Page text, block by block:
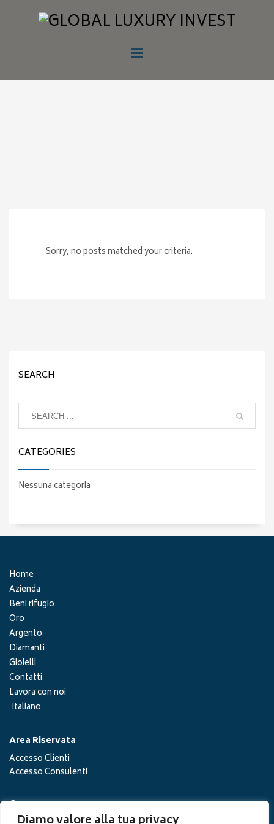
Sorry, no posts matched your criteria.
SEARCH
CATEGORIES
Nessuna categoria
Home
Azienda
Beni rifugio
Oro
Argento
Diamanti
Gioielli
Contatti
Lavora con noi
Italiano
Area Riservata
Accesso Clienti
Accesso Consulenti
Cerca